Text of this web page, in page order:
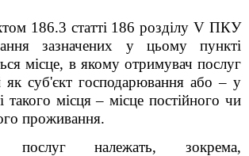
186.3 статті 186 розділу V ПКУ
зазначених у цьому пункті
місце, в якому отримувач послуг
як суб'єкт господарювання або – у
такого місця – місце постійного чи
проживання.
належать, зокрема,